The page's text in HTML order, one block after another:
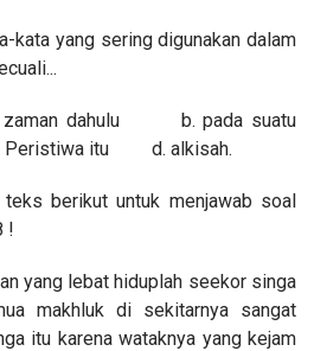
kata yang sering digunakan dalam
zaman dahulu b. pada suatu
itu d. alkisah.
teks berikut untuk menjawab soal
!
yang lebat hiduplah seekor singa
makhluk di sekitarnya sangat
itu karena wataknya yang kejam